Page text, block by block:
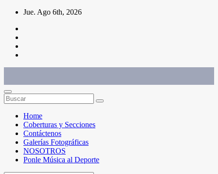
Saltar
contenido
Jue. Ago 6th, 2026
Home
Coberturas y Secciones
Contáctenos
Galerías Fotográficas
NOSOTROS
Ponle Música al Deporte